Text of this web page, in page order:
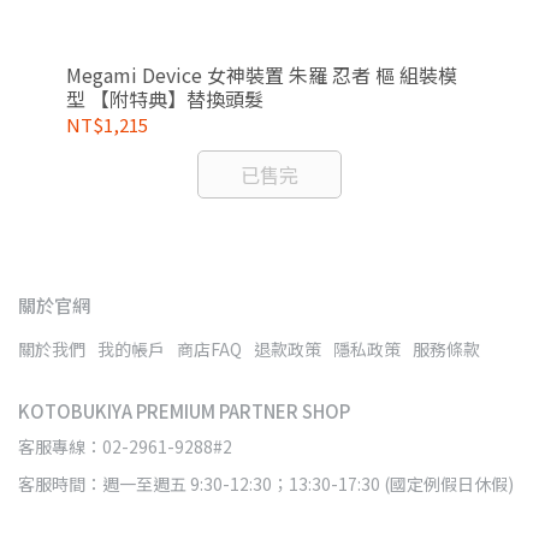
Megami Device 女神裝置 朱羅 忍者 樞 組裝模
型 【附特典】替換頭髮
NT$1,215
已售完
關於官網
關於我們 我的帳戶 商店FAQ 退款政策 隱私政策 服務條款
KOTOBUKIYA PREMIUM PARTNER SHOP
客服專線：02-2961-9288#2
客服時間：週一至週五 9:30-12:30；13:30-17:30 (國定例假日休假)